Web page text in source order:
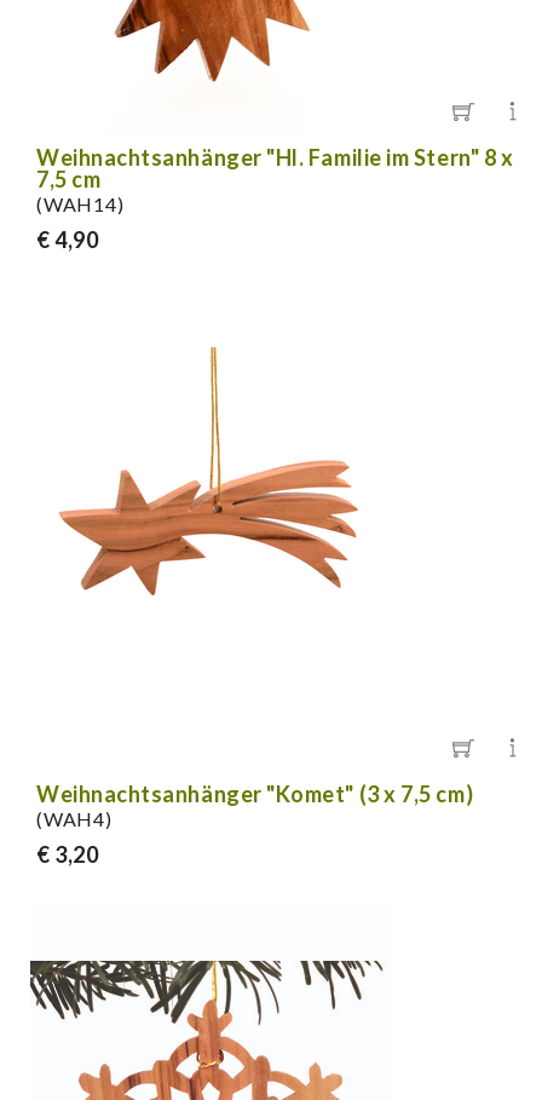
Weihnachtsanhänger "Hl. Familie im Stern" 8 x
7,5 cm
(WAH14)
€ 4,90
Weihnachtsanhänger "Komet" (3 x 7,5 cm)
(WAH4)
€ 3,20